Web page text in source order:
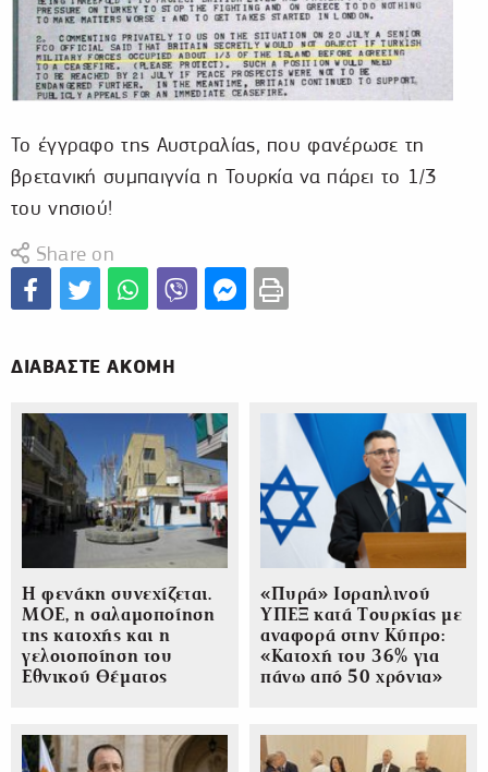
Το έγγραφο της Αυστραλίας, που φανέρωσε τη
βρετανική συμπαιγνία η Τουρκία να πάρει το 1/3
του νησιού!
Share on
ΔΙΑΒΑΣΤΕ ΑΚΟΜΗ
Η φενάκη συνεχίζεται.
ΜΟΕ, η σαλαμοποίηση
της κατοχής και η
γελοιοποίηση του
Εθνικού Θέματος
«Πυρά» Ισραηλινού
ΥΠΕΞ κατά Τουρκίας με
αναφορά στην Κύπρο:
«Κατοχή του 36% για
πάνω από 50 χρόνια»